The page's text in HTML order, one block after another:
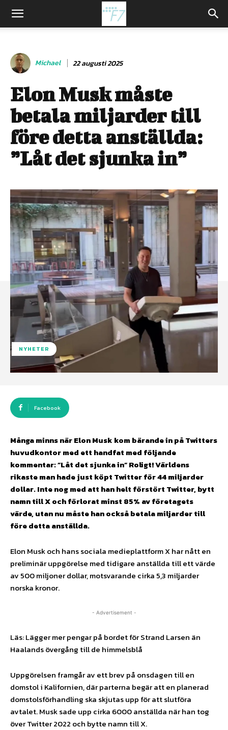
Michael 22 augusti 2025
Elon Musk måste
betala miljarder till
före detta anställda:
”Låt det sjunka in”
NYHETER
Facebook
Många minns när Elon Musk kom bärande in på Twitters
huvudkontor med ett handfat med följande
kommentar: ”Låt det sjunka in” Roligt! Världens
rikaste man hade just köpt Twitter för 44 miljarder
dollar. Inte nog med att han helt förstört Twitter, bytt
namn till X och förlorat minst 85% av företagets
värde, utan nu måste han också betala miljarder till
före detta anställda.
Elon Musk och hans sociala medieplattform X har nått en
preliminär uppgörelse med tidigare anställda till ett värde
av 500 miljoner dollar, motsvarande cirka 5,3 miljarder
norska kronor.
- Advertisement -
Läs: Lägger mer pengar på bordet för Strand Larsen än
Haalands övergång till de himmelsblå
Uppgörelsen framgår av ett brev på onsdagen till en
domstol i Kalifornien, där parterna begär att en planerad
domstolsförhandling ska skjutas upp för att slutföra
avtalet. Musk sade upp cirka 6000 anställda när han tog
över Twitter 2022 och bytte namn till X.